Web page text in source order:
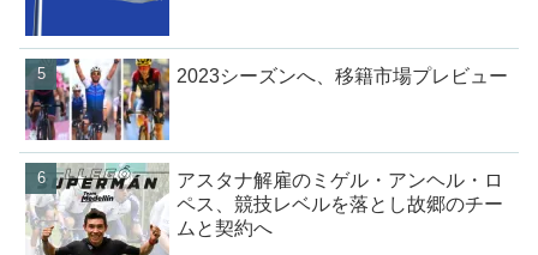
2023シーズンへ、移籍市場プレビュー
アスタナ解雇のミゲル・アンヘル・ロ
ペス、競技レベルを落とし故郷のチー
ムと契約へ